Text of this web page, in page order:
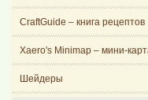
CraftGuide – книга рецептов
Xaero's Minimap – мини-
Шейдеры